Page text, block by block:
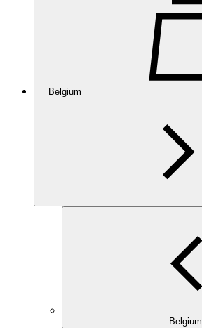
Belgium
Belgium